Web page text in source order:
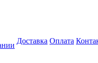
Доставка Оплата